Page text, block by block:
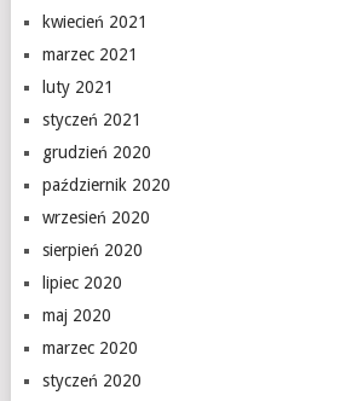
kwiecień 2021
marzec 2021
luty 2021
styczeń 2021
grudzień 2020
październik 2020
wrzesień 2020
sierpień 2020
lipiec 2020
maj 2020
marzec 2020
styczeń 2020